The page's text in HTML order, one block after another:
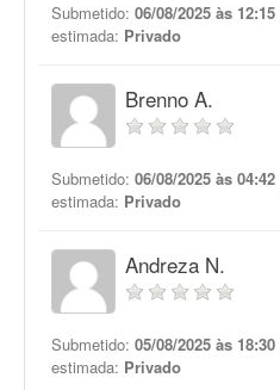
Submetido: 06/08/2025 às 12:15
estimada: Privado
Brenno A.
Submetido: 06/08/2025 às 04:42
estimada: Privado
Andreza N.
Submetido: 05/08/2025 às 18:30
estimada: Privado